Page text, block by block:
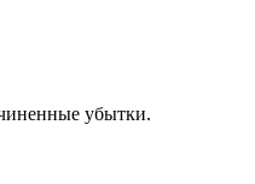
убытки.